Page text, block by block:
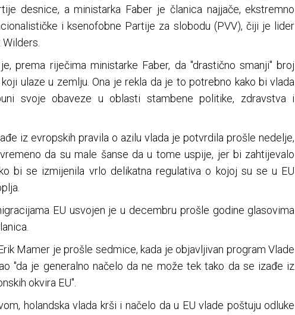
desnice, a ministarka Faber je članica najjače, ekstremno
i ksenofobne Partije za slobodu (PVV), čiji je lider
prema riječima ministarke Faber, da "drastično smanji" broj
ulaze u zemlju. Ona je rekla da je to potrebno kako bi vlada
svoje obaveze u oblasti stambene politike, zdravstva i
iz evropskih pravila o azilu vlada je potvrdila prošle nedelje,
da su male šanse da u tome uspije, jer bi zahtijevalo
bi se izmijenila vrlo delikatna regulativa o kojoj su se u EU
EU usvojen je u decembru prošle godine glasovima
Mamer je prošle sedmice, kada je objavljivan program Vlade
"da je generalno načelo da ne može tek tako da se izađe iz
okvira EU".
holandska vlada krši i načelo da u EU vlade poštuju odluke